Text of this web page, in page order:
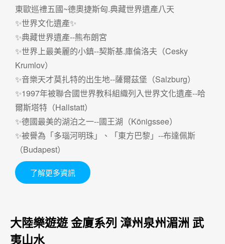
東歐巡禮五國~德奧捷斯匈.典藏世界遺產八天
✨世界文化遺產✨
✨典藏世界遺產--熊布朗宮
✨世界上最美麗的小鎮--契斯基.庫倫洛夫（Cesky
Krumlov）
✨音樂天才莫扎特的出生地--薩爾茲堡（Salzburg）
✨1997年被聯合國世界教科組織列入世界文化遺產--哈
爾斯塔特（Hallstatt）
✨德國最美的湖泊之一--國王湖（Königssee）
✨被譽為「多瑙河明珠」、「東方巴黎」--布達佩斯
（Budapest）
了解更多資訊
大陸樂遊遊 金廈系列 漳州泉州湄洲 武
夷山水